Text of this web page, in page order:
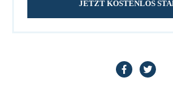
JETZT KOSTENLOS